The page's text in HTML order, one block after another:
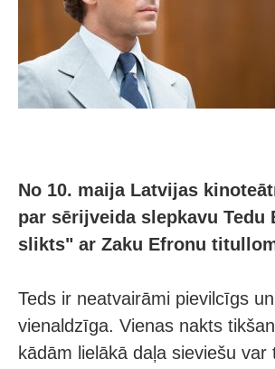
No 10. maija Latvijas
par sērijveida slepkavu
slikts" ar Zaku Efronu
Teds ir neatvairāmi pievilcīgs
vienaldzīga. Vienas nakts
kādām lielākā daļa sieviešu